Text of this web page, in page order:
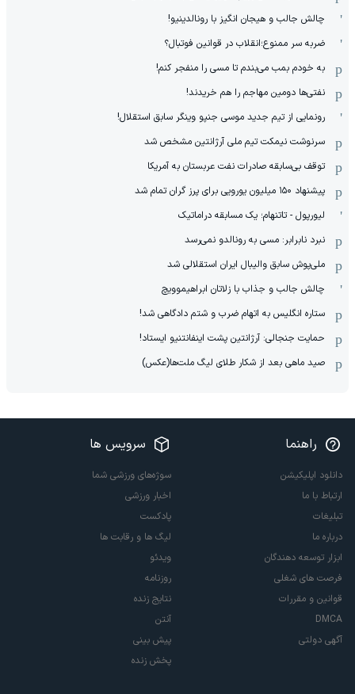
چالش جالب و هیجان انگیز با رونالدینیو!
ضربه سر ممنوع؛انقلاب در قوانین فوتبال؟
به خودم بمب می‌بندم تا مسی را منفجر کنم!
نفتی‌ها دومین مهاجم را هم خریدند!
رونمایی از تیم جدید موسی جنپو وینگر سابق استقلال!
سرنوشت نیمکت تیم ملی آرژانتین مشخص شد
توقف بی‌سابقه صادرات نفت عربستان به آمریکا
پیشنهاد ۱۵۰ میلیون یورویی برای پرز گران تمام شد
لیورپول - تاتنهام؛ یک مسابقه دراماتیک
نبرد نابرابر: مسی به رونالدو نمی‌رسد
ملی‌پوش سابق والیبال ایران استقلالی شد
چالش جالب و جذاب با زلاتان ابراهیموویچ
ستاره انگلیس به اتهام ضرب و شتم دادگاهی شد!
حمایت جنجالی: آرژانتین پشت اینفانتنیو ایستاد!
صید ماهی بعد از شکار طلای لیگ ملت‌ها(عکس)
راهنما
دانلود اپلیکیشن
ارتباط با ما
تبلیغات
درباره ما
ابزار توسعه دهندگان
فرصت های شغلی
قوانین و مقررات
DMCA
آگهی دولتی
سرویس ها
سوژه‌های ورزشی شما
اخبار ورزشی
پادکست
لیگ ها و رقابت ها
ویدئو
روزنامه
نتایج زنده
آنتن
پیش بینی
پخش زنده